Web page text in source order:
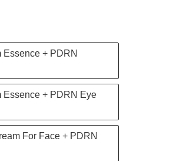
+ PDRN
Essence + PDRN Eye
For Face + PDRN